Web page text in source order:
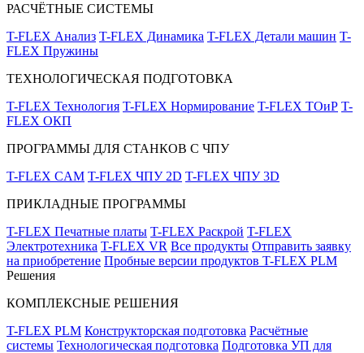
РАСЧЁТНЫЕ СИСТЕМЫ
T-FLEX Анализ T-FLEX Динамика T-FLEX Детали машин T-
FLEX Пружины
ТЕХНОЛОГИЧЕСКАЯ ПОДГОТОВКА
T-FLEX Технология T-FLEX Нормирование T-FLEX ТОиР T-
FLEX ОКП
ПРОГРАММЫ ДЛЯ СТАНКОВ С ЧПУ
T-FLEX CAM T-FLEX ЧПУ 2D T-FLEX ЧПУ 3D
ПРИКЛАДНЫЕ ПРОГРАММЫ
T-FLEX Печатные платы T-FLEX Раскрой T-FLEX
Электротехника T-FLEX VR Все продукты Отправить заявку
на приобретение Пробные версии продуктов T-FLEX PLM
Решения
КОМПЛЕКСНЫЕ РЕШЕНИЯ
T-FLEX PLM Конструкторская подготовка Расчётные
системы Технологическая подготовка Подготовка УП для